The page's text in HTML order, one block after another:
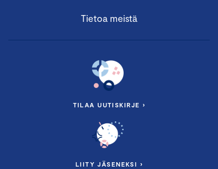
Tietoa meistä
TILAA UUTISKIRJE ›
LIITY JÄSENEKSI ›